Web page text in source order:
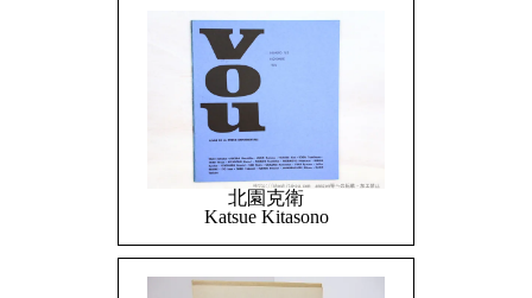
北園克衛
Katsue Kitasono